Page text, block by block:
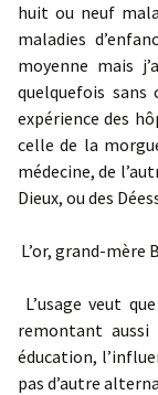
huit ou neuf
maladies
moyenne mais
quelquefois
expérience des
celle de la
médecine, de
Dieux, ou des
L’or, grand-mère
L’usage veut
remontant
éducation,
pas d’autre